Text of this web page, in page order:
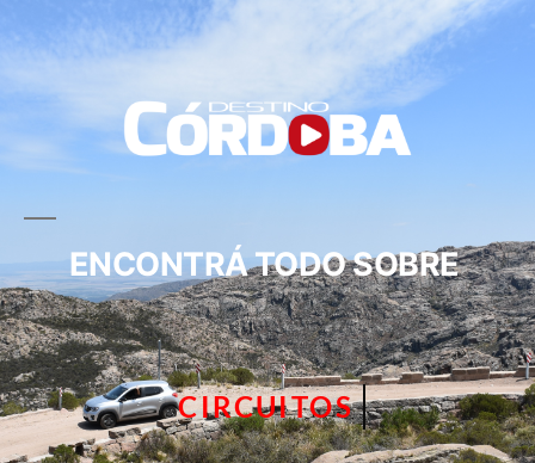
ENCONTRÁ TODO SOBRE
CIRCUITOS